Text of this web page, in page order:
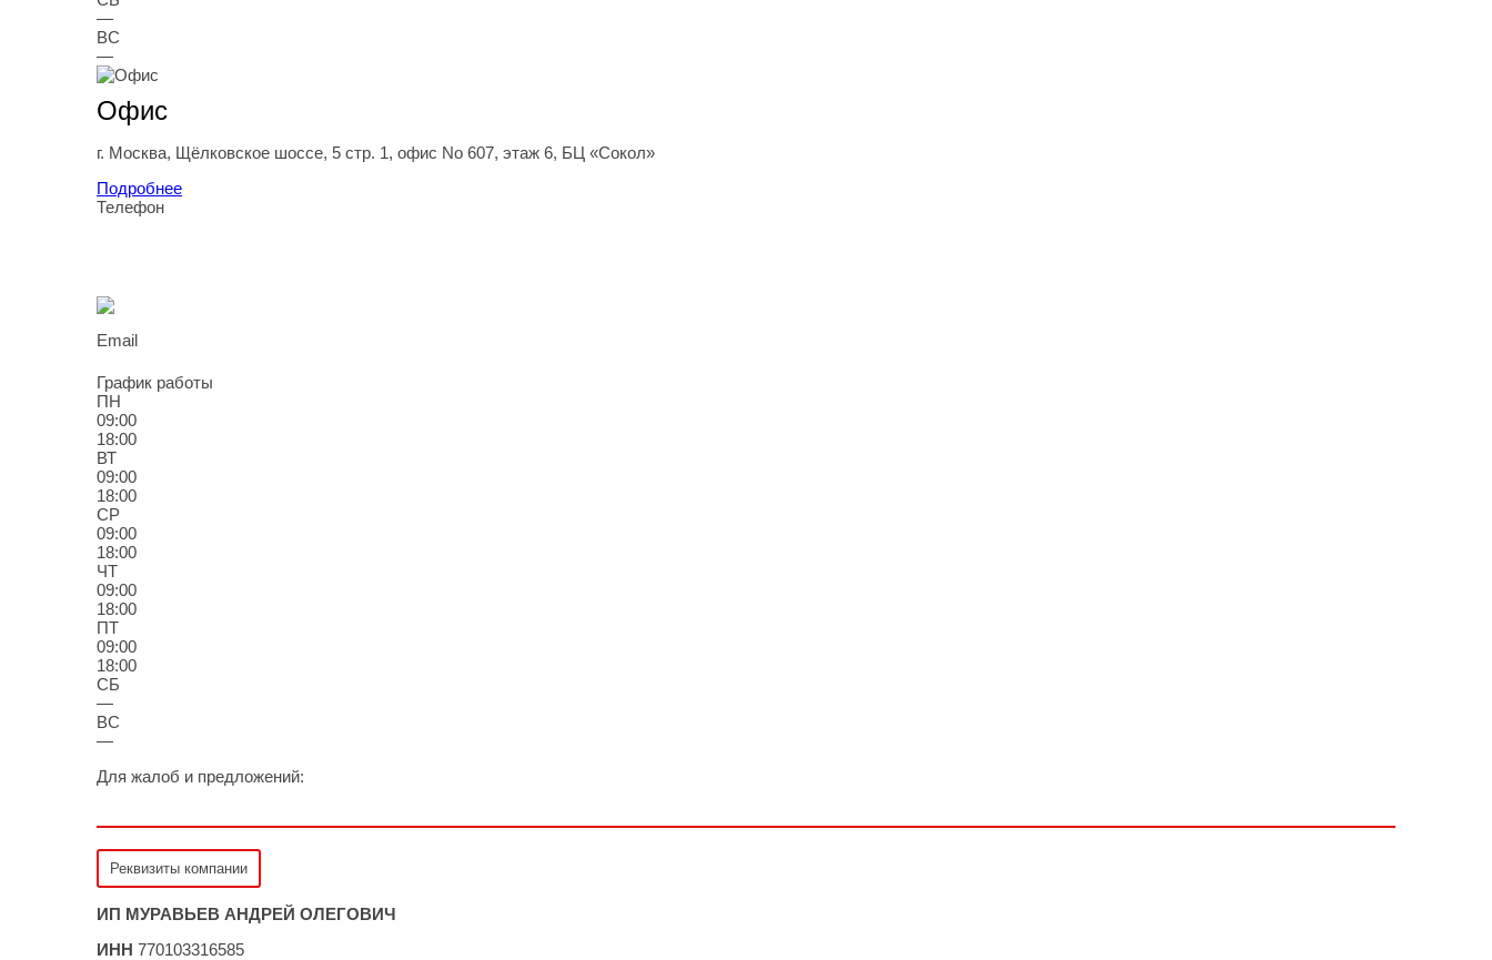
—
ВС
—
Офис
г. Москва, Щёлковское шоссе, 5 стр. 1, офис No 607, этаж 6, БЦ «Сокол»
Подробнее
Телефон
Email
График работы
ПН
09:00
18:00
ВТ
09:00
18:00
СР
09:00
18:00
ЧТ
09:00
18:00
ПТ
09:00
18:00
СБ
—
ВС
—
Для жалоб и предложений:
Реквизиты компании
Реквизиты компании
ИП МУРАВЬЕВ АНДРЕЙ ОЛЕГОВИЧ
ИНН 770103316585